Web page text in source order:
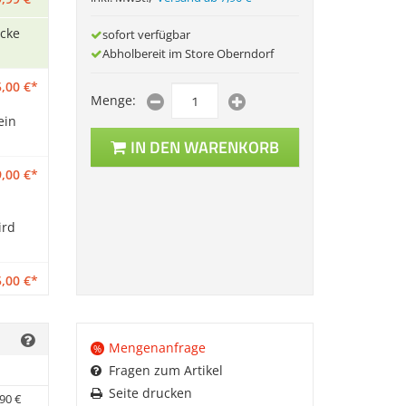
00 €*
00 €*
00 €*
€
sofort verfügbar
Abholbereit im Store Oberndorf
Menge:
IN DEN WARENKORB
%
Mengenanfrage
Fragen zum Artikel
Seite drucken